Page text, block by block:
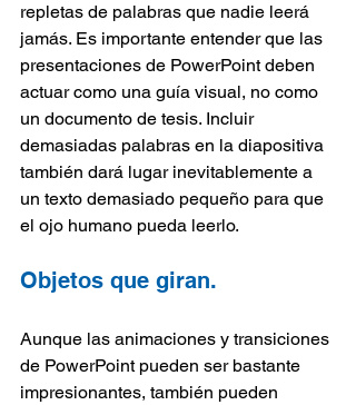
repletas de palabras que nadie leerá
jamás. Es importante entender que las
presentaciones de PowerPoint deben
actuar como una guía visual, no como
un documento de tesis. Incluir
demasiadas palabras en la diapositiva
también dará lugar inevitablemente a
un texto demasiado pequeño para que
el ojo humano pueda leerlo.
Objetos que giran.
Aunque las animaciones y transiciones
de PowerPoint pueden ser bastante
impresionantes, también pueden